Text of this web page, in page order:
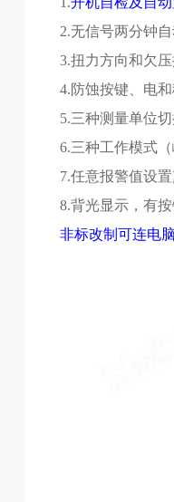
2.无信号两分钟
3.扭力方向和欠压
4.防蚀按键、电和
5.三种测量单位
6.三种工作模式
7.任意报警值设置
8.背光显示，有
非标改制可连电